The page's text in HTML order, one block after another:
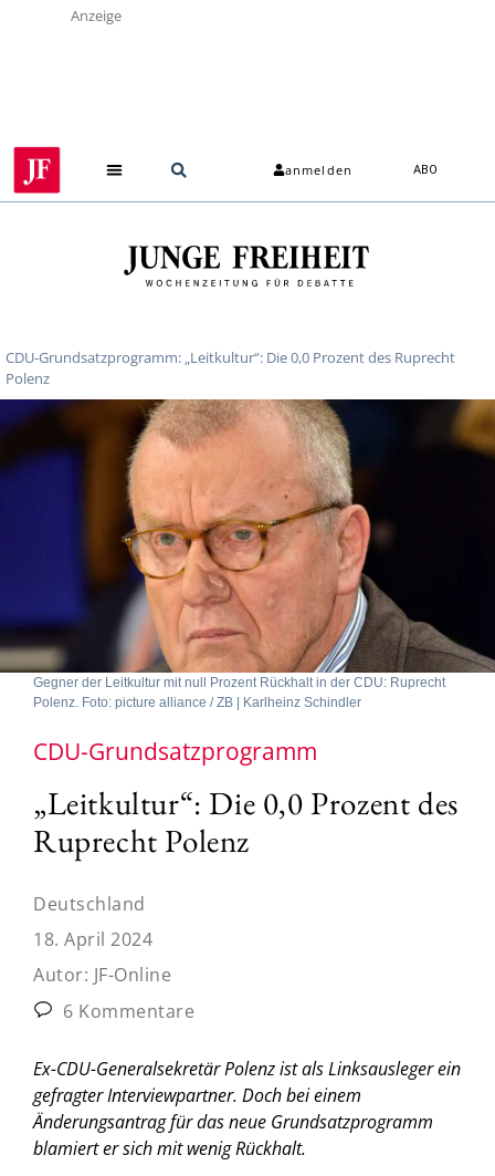
Anzeige
anmelden ABO
CDU-Grundsatzprogramm: „Leitkultur“: Die 0,0 Prozent des Ruprecht
Polenz
Gegner der Leitkultur mit null Prozent Rückhalt in der CDU: Ruprecht
Polenz. Foto: picture alliance / ZB | Karlheinz Schindler
CDU-Grundsatzprogramm
„Leitkultur“: Die 0,0 Prozent des
Ruprecht Polenz
Deutschland
18. April 2024
Autor: JF-Online
6 Kommentare
Ex-CDU-Generalsekretär Polenz ist als Linksausleger ein
gefragter Interviewpartner. Doch bei einem
Änderungsantrag für das neue Grundsatzprogramm
blamiert er sich mit wenig Rückhalt.